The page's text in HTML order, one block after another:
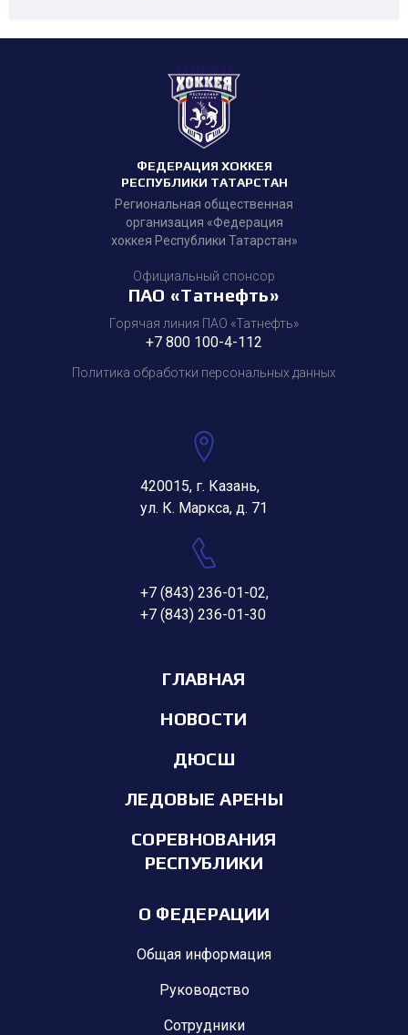
ФЕДЕРАЦИЯ ХОККЕЯ
РЕСПУБЛИКИ ТАТАРСТАН
Региональная общественная
организация «Федерация
хоккея Республики Татарстан»
Официальный спонсор
ПАО «Татнефть»
Горячая линия ПАО «Татнефть»
+7 800 100-4-112
Политика обработки персональных данных
420015, г. Казань,
ул. К. Маркса, д. 71
+7 (843) 236-01-02,
+7 (843) 236-01-30
ГЛАВНАЯ
НОВОСТИ
ДЮСШ
ЛЕДОВЫЕ АРЕНЫ
СОРЕВНОВАНИЯ
РЕСПУБЛИКИ
О ФЕДЕРАЦИИ
Общая информация
Руководство
Сотрудники